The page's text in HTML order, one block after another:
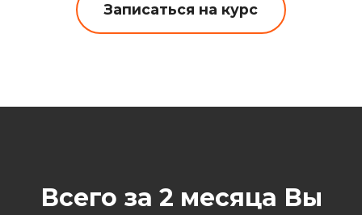
Записаться на курс
Всего за 2 месяца Вы